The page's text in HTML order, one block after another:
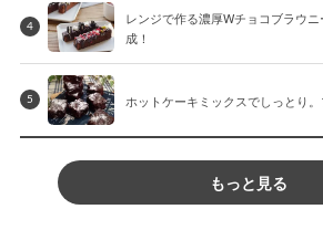
4
レンジで作る濃厚Wチョコブラウ
成！
5 ホットケーキミックスでしっとり
もっと見る